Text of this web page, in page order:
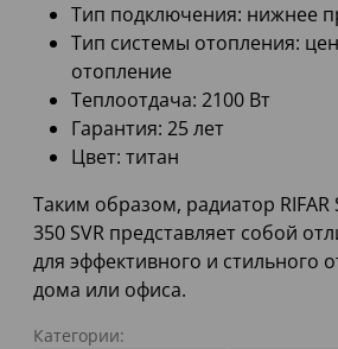
Тип подключения: нижнее
Тип системы отопления:
отопление
Теплоотдача: 2100 Вт
Гарантия: 25 лет
Цвет: титан
Таким образом, радиатор RIFAR
350 SVR представляет собой
для эффективного и стильного
дома или офиса.
Категории: